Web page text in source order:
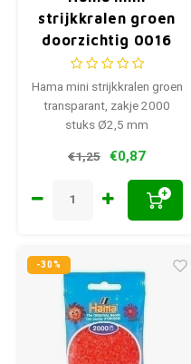
strijkkralen groen
doorzichtig 0016
Hama mini strijkkralen groen
transparant, zakje 2000
stuks Ø2,5 mm
€1,25 €0,87
+
-30%